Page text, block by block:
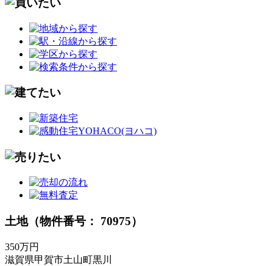
土地（物件番号： 70975）
350万円
滋賀県甲賀市土山町黒川